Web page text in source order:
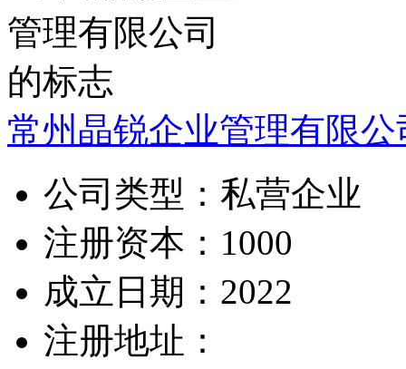
常州晶锐企业管理有限公
公司类型： 私营企业
注册资本： 1000
成立日期： 2022
注册地址：